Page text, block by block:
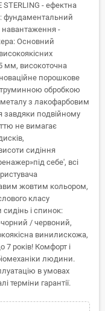
- ефектна
фундаментальний
навантаження -
Основний
мм, високоточна
порошкове
обробкою
з лакофарбовим
завдяки подвійному
не вимагає
сидіння
себе', всі
жовтим кольором,
класу
сидінь і спинок:
чорний / червоний,
винилискожа,
років! Комфорт і
людини.
в умовах
терміни гарантії.